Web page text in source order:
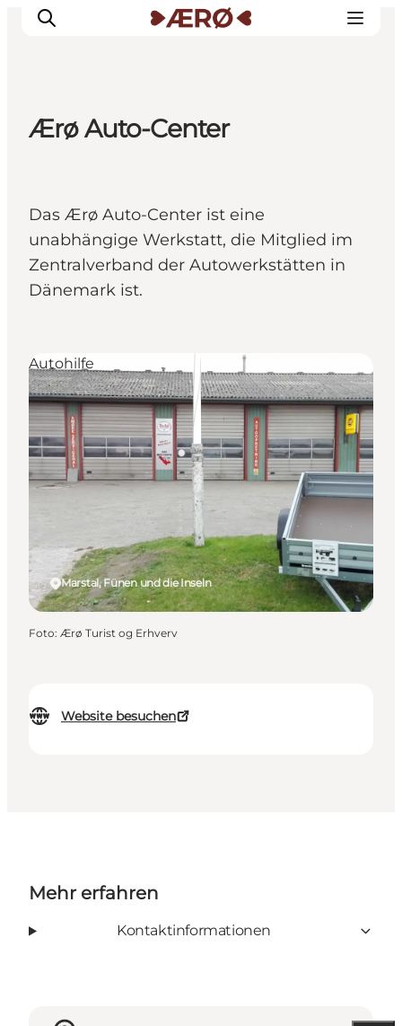
Erleben
Veranstaltungen
Reiseplanung
Ærø Auto-Center
Das Ærø Auto-Center ist eine
unabhängige Werkstatt, die Mitglied im
Zentralverband der Autowerkstätten in
Dänemark ist.
Website besuchen
Marstal, Fünen und die Inseln
Autohilfe
Foto: Ærø Turist og Erhverv
Mehr erfahren
Kontaktinformationen